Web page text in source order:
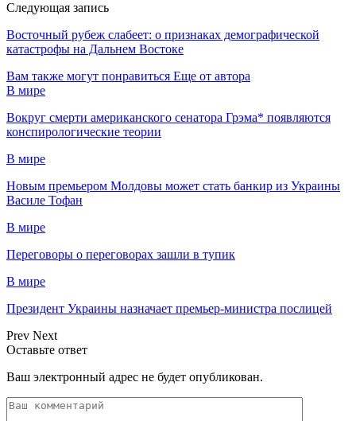
Следующая запись
Восточный рубеж слабеет: о признаках демографической
катастрофы на Дальнем Востоке
Вам также могут понравиться Еще от автора
В мире
Вокруг смерти американского сенатора Грэма* появляются
конспирологические теории
В мире
Новым премьером Молдовы может стать банкир из Украины
Василе Тофан
В мире
Переговоры о переговорах зашли в тупик
В мире
Президент Украины назначает премьер-министра послицей
Prev Next
Оставьте ответ
Ваш электронный адрес не будет опубликован.